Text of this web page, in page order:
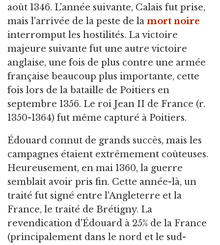
août 1346. L'année suivante, Calais fut prise,
mais l'arrivée de la peste de la mort noire
interromput les hostilités. La victoire
majeure suivante fut une autre victoire
anglaise, une fois de plus contre une armée
française beaucoup plus importante, cette
fois lors de la bataille de Poitiers en
septembre 1356. Le roi Jean II de France (r.
1350-1364) fut même capturé à Poitiers.
Édouard connut de grands succès, mais les
campagnes étaient extrêmement coûteuses.
Heureusement, en mai 1360, la guerre
semblait avoir pris fin. Cette année-là, un
traité fut signé entre l'Angleterre et la
France, le traité de Brétigny. La
revendication d'Édouard à 25% de la France
(principalement dans le nord et le sud-